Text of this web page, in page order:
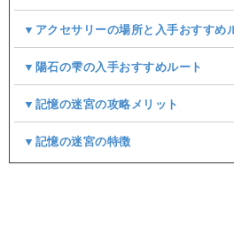
▼アクセサリーの場所と入手おすすめ
▼陽石の雫の入手おすすめルート
▼記憶の迷宮の攻略メリット
▼記憶の迷宮の特徴